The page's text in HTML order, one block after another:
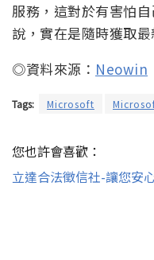
服務，這對於有害怕
說，實在是隨時獲取
◎資料來源： Neowin
Tags: Microsoft
您也許會喜歡：
立達合法徵信社-讓您安